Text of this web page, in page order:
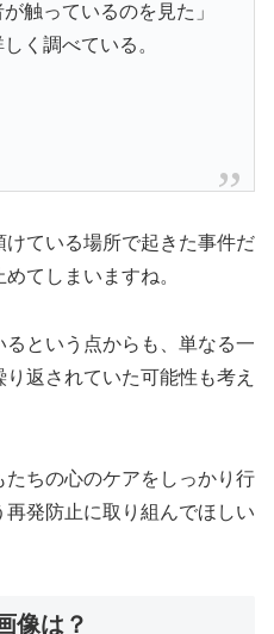
触っているのを見た」
く調べている。
ている場所で起きた事件だ
てしまいますね。
という点からも、単なる一
返されていた可能性も考え
ちの心のケアをしっかり行
発防止に取り組んでほしい
像は？